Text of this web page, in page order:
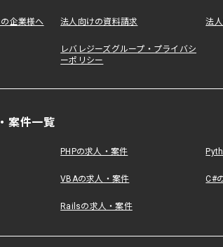
企業様へ 法人向けの資料請求 法
レバレジーズグループ・プライバシ
ーポリシー
案件一覧
PHPの求人・案件
VBAの求人・案件 C#
Railsの求人・案件